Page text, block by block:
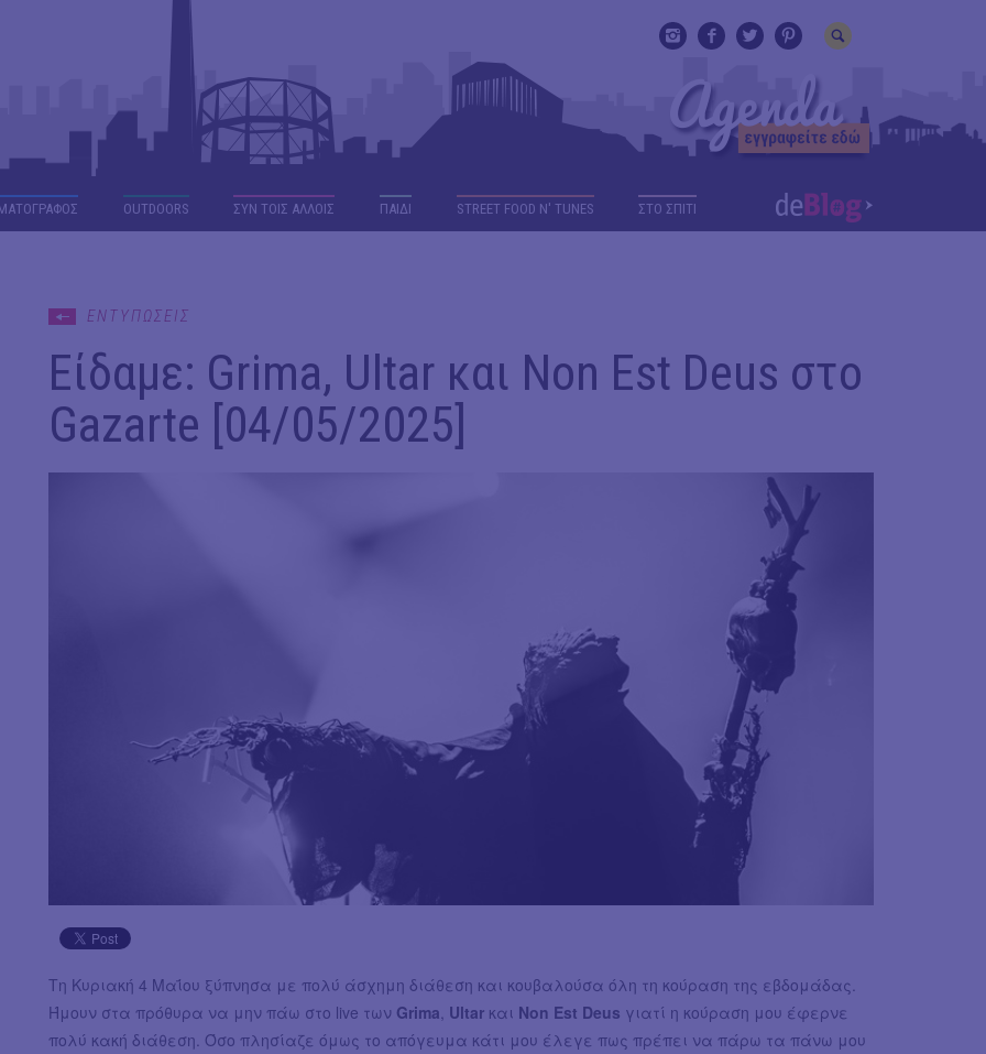
OUTDΟORS ΣΥΝ ΤΟΙΣ ΑΛΛΟΙΣ ΠΑΙΔΙ STREET FOOD N' TUNES ΣΤΟ ΣΠΙΤΙ
ΕΝΤΥΠΩΣΕΙΣ
Είδαμε: Grima, Ultar και Non Est Deus στο
Gazarte [04/05/2025]
Τη Κυριακή 4 Μαΐου ξύπνησα με πολύ άσχημη διάθεση και κουβαλούσα όλη τη κούραση της εβδομάδας.
Ήμουν στα πρόθυρα να μην πάω στο live των Grima Ultar και Non Est Deus γιατί η κούραση μου έφερνε
πολύ κακή διάθεση. Όσο πλησίαζε όμως το απόγευμα κάτι μου έλεγε πως πρέπει να πάρω τα πάνω μου